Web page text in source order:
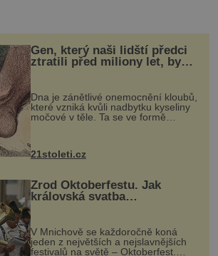
Gen, který naši lidští předci
ztratili před miliony let, by
mohl pomoci s léčbou
„nemoci králů“
Dna je zánětlivé onemocnění kloubů,
které vzniká kvůli nadbytku kyseliny
močové v těle. Ta se ve formě
nohou, a způsobuje bole...
21stoleti.cz
Zrod Oktoberfestu. Jak
královská svatba
odstartovala největší pivní
festival světa
V Mnichově se každoročně koná
jeden z největších a nejslavnějších
festivalů na světě – Oktoberfest.